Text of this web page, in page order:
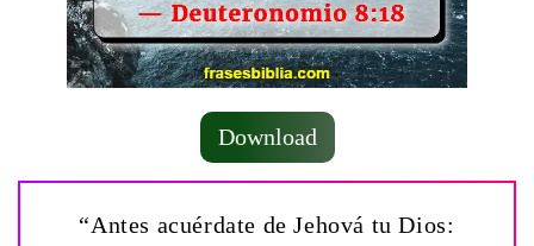
Download
“Antes acuérdate de Jehová tu Dios: